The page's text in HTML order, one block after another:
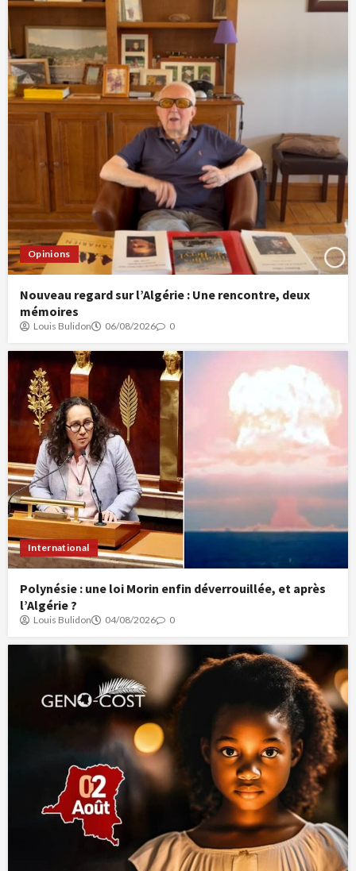
Opinions
Nouveau regard sur l’Algérie : Une rencontre, deux
mémoires
Louis Bulidon 06/08/2026 0
International
Polynésie : une loi Morin enfin déverrouillée, et après
l’Algérie ?
Louis Bulidon 04/08/2026 0